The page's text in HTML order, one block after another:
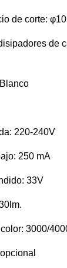
de corte:
de
220-240V
250 mA
33V
3000/